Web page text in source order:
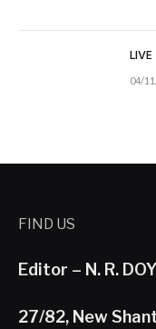
04/
FIND US
Editor – N. R.
27/82, New